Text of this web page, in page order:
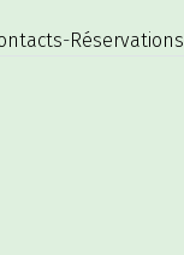
-Réservations